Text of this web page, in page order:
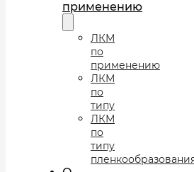
применению
ЛКМ
по
применению
ЛКМ
по
типу
ЛКМ
по
типу